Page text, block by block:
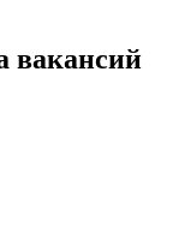
вакансий